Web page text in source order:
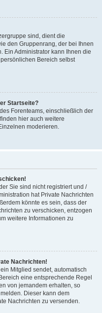
sind, dient die
den Gruppenrang, der bei Ihnen
Ein Administrator kann Ihnen die
Bereich selbst
Startseite?
Forenteams, einschließlich der
hier auch weitere
moderieren.
Sie sind nicht registriert und /
hat Private Nachrichten
könnte es sein, dass der
zu verschicken, entzogen
weitere Informationen zu
Nachrichten!
Mitglied sendet, automatisch
eine entsprechende Regel
von jemandem erhalten, so
Dieser kann dem
Nachrichten zu versenden.